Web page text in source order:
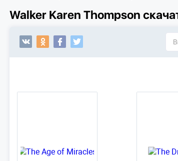
Walker Karen Thompson